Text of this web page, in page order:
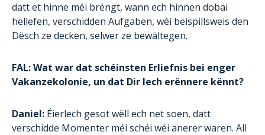
datt et hinne méi bréngt, wann ech hinnen dobäi
hëllefen, verschidden Aufgaben, wéi beispillsweis den
Dësch ze decken, selwer ze bewältegen.
FAL: Wat war dat schéinsten Erliefnis bei enger
Vakanzekolonie, un dat Dir Iech erënnere kënnt?
Daniel: Éierlech gesot wëll ech net soen, datt
verschidde Momenter méi schéi wéi anerer waren. All